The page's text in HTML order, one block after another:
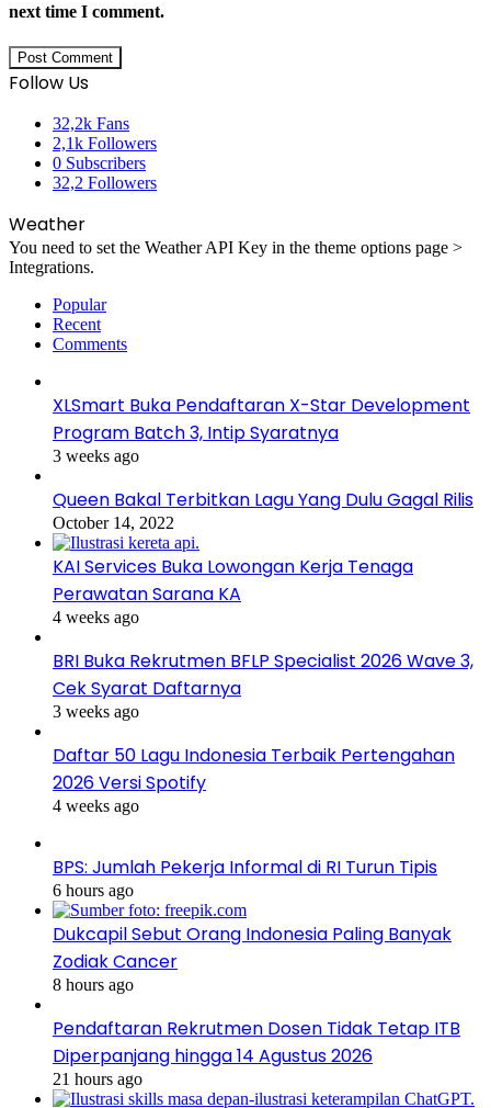
next time I comment.
Follow Us
32,2k Fans
2,1k Followers
0 Subscribers
32,2 Followers
Weather
You need to set the Weather API Key in the theme options page >
Integrations.
Popular
Recent
Comments
XLSmart Buka Pendaftaran X-Star Development
Program Batch 3, Intip Syaratnya
3 weeks ago
Queen Bakal Terbitkan Lagu Yang Dulu Gagal Rilis
October 14, 2022
KAI Services Buka Lowongan Kerja Tenaga
Perawatan Sarana KA
4 weeks ago
BRI Buka Rekrutmen BFLP Specialist 2026 Wave 3,
Cek Syarat Daftarnya
3 weeks ago
Daftar 50 Lagu Indonesia Terbaik Pertengahan
2026 Versi Spotify
4 weeks ago
BPS: Jumlah Pekerja Informal di RI Turun Tipis
6 hours ago
Dukcapil Sebut Orang Indonesia Paling Banyak
Zodiak Cancer
8 hours ago
Pendaftaran Rekrutmen Dosen Tidak Tetap ITB
Diperpanjang hingga 14 Agustus 2026
21 hours ago